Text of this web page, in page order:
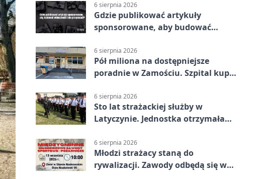
6 sierpnia 2026
Gdzie publikować artykuły
sponsorowane, aby budować
6 sierpnia 2026
Pół miliona na dostępniejsze
poradnie w Zamościu. Szpital kupi
6 sierpnia 2026
Sto lat strażackiej służby w
Latyczynie. Jednostka otrzymała
6 sierpnia 2026
Młodzi strażacy staną do
rywalizacji. Zawody odbędą się w